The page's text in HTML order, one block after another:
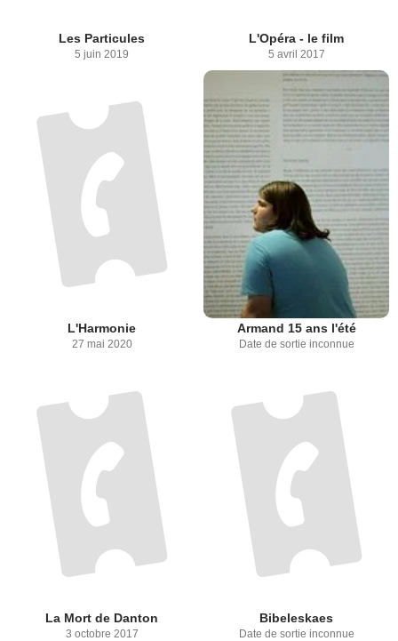
Les Particules
5 juin 2019
L'Opéra - le film
5 avril 2017
L'Harmonie
27 mai 2020
Armand 15 ans l'été
Date de sortie inconnue
La Mort de Danton
3 octobre 2017
Bibeleskaes
Date de sortie inconnue